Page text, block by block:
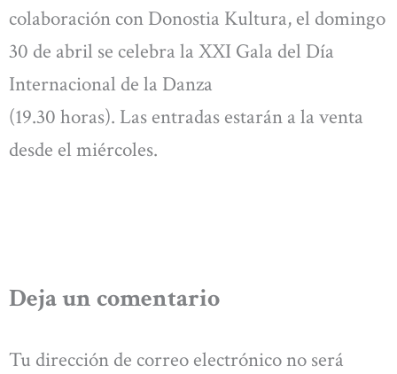
colaboración con Donostia Kultura, el domingo
30 de abril se celebra la XXI Gala del Día
Internacional de la Danza
(19.30 horas). Las entradas estarán a la venta
desde el miércoles.
Deja un comentario
Tu dirección de correo electrónico no será